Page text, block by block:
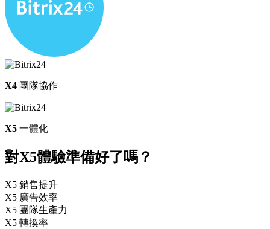
X4 團隊協作
X5 一體化
對X5體驗準備好了嗎？
X5 銷售提升
X5 廣告效率
X5 團隊生產力
X5 轉換率